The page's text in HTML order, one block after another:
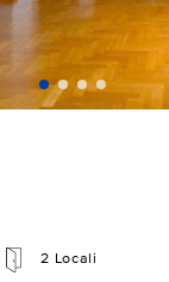
2 Locali